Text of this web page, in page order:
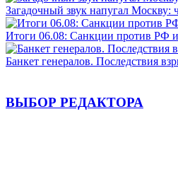
Загадочный звук напугал Москву:
Итоги 06.08: Санкции против РФ
Банкет генералов. Последствия
ВЫБОР РЕДАКТОРА